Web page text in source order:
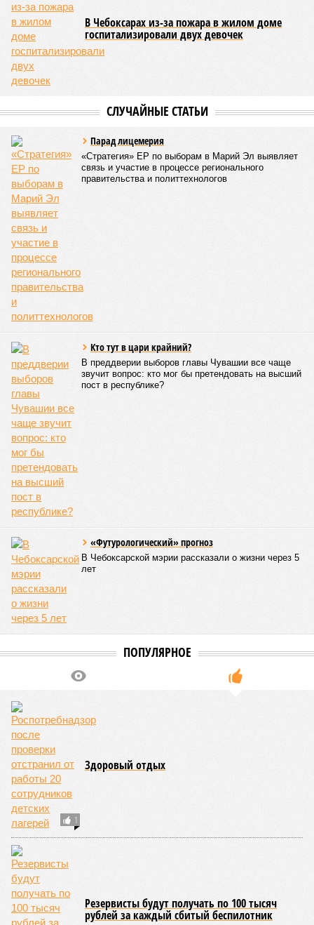
В Чебоксарах из-за пожара в жилом доме
госпитализировали двух девочек
СЛУЧАЙНЫЕ СТАТЬИ
Парад лицемерия
«Стратегия» ЕР по выборам в Марий Эл выявляет
связь и участие в процессе регионального
правительства и политтехнологов
Кто тут в цари крайний?
В преддверии выборов главы Чувашии все чаще
звучит вопрос: кто мог бы претендовать на высший
пост в республике?
«Футурологический» прогноз
В Чебоксарской мэрии рассказали о жизни через 5
лет
ПОПУЛЯРНОЕ
1
Здоровый отдых
Резервисты будут получать по 100 тысяч
рублей за каждый сбитый беспилотник